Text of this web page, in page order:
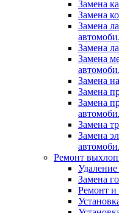
Замена
Замена
Замена
Замена
Замена
Замена
Замена
Замена
Замена
Замена
Ремонт
Удаление
Замена
Ремонт и